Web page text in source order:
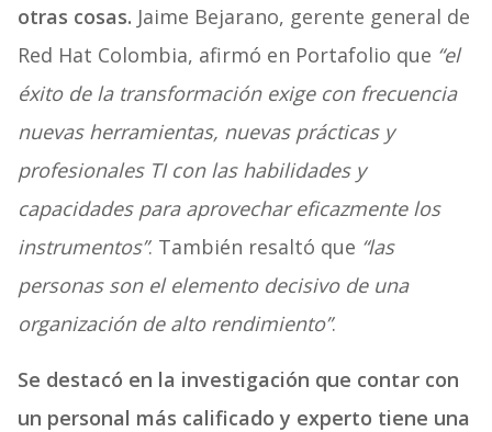
otras cosas. Jaime Bejarano, gerente general de
Red Hat Colombia, afirmó en Portafolio que “el
éxito de la transformación exige con frecuencia
nuevas herramientas, nuevas prácticas y
profesionales TI con las habilidades y
capacidades para aprovechar eficazmente los
instrumentos”. También resaltó que “las
personas son el elemento decisivo de una
organización de alto rendimiento”.
Se destacó en la investigación que contar con
un personal más calificado y experto tiene una